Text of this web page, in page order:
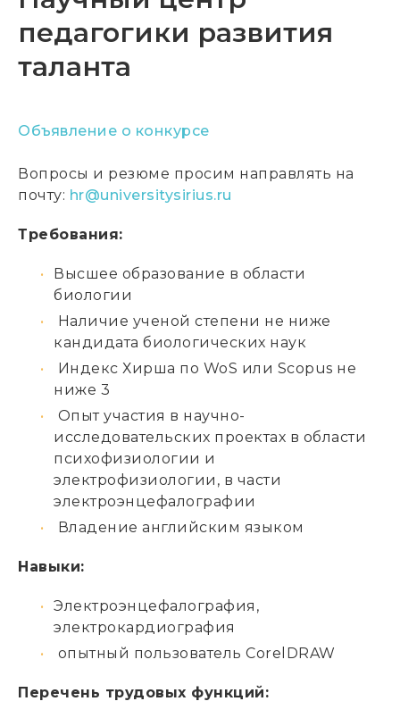
педагогики развития
таланта
Объявление о конкурсе
Вопросы и резюме просим направлять на
почту: hr@universitysirius.ru
Требования:
Высшее образование в области
биологии
Наличие ученой степени не ниже
кандидата биологических наук
Индекс Хирша по WoS или Scopus не
ниже 3
Опыт участия в научно-
исследовательских проектах в области
психофизиологии и
электрофизиологии, в части
электроэнцефалографии
Владение английским языком
Навыки:
Электроэнцефалография,
электрокардиография
опытный пользователь CorelDRAW
Перечень трудовых функций: